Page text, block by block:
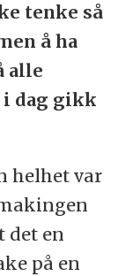
tenke så
å ha
alle
dag gikk
helhet var
det en
på en